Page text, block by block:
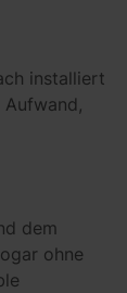
installiert
dem
ohne